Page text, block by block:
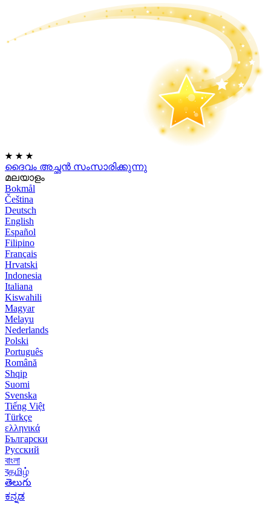
★ ★ ★
ദൈവം അച്ഛൻ സംസാരിക്കുന്നു
മലയാളം
Bokmål
Čeština
Deutsch
English
Español
Filipino
Français
Hrvatski
Indonesia
Italiana
Kiswahili
Magyar
Melayu
Nederlands
Polski
Português
Română
Shqip
Suomi
Svenska
Tiếng Việt
Türkçe
ελληνικά
Български
Русский
বাংলা
বதமிழ்
తెలుగు
ಕನ್ನಡ